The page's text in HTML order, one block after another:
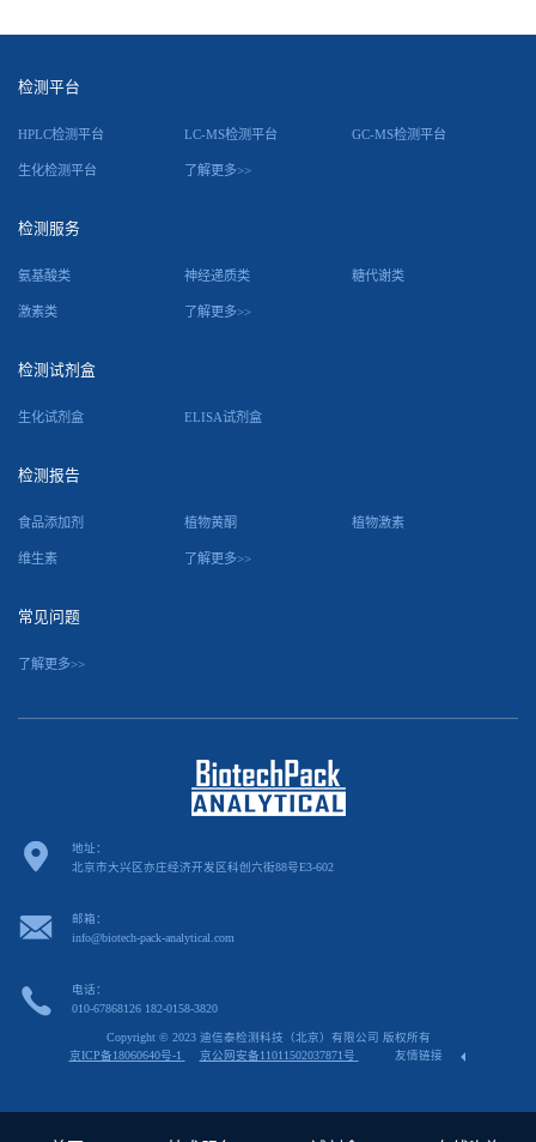
检测平台
HPLC检测平台 LC-MS检测平台 GC-MS检测平台
生化检测平台 了解更多>>
检测服务
氨基酸类 神经递质类 糖代谢类
激素类 了解更多>>
检测试剂盒
生化试剂盒 ELISA试剂盒
检测报告
食品添加剂 植物黄酮 植物激素
维生素 了解更多>>
常见问题
了解更多>>
地址：
北京市大兴区亦庄经济开发区科创六街88号E3-602
邮箱：
info@biotech-pack-analytical.com
电话：
010-67868126 182-0158-3820
Copyright © 2023 迪信泰检测科技（北京）有限公司 版权所有
京ICP备18060640号-1
京公网安备11011502037871号 友情链接